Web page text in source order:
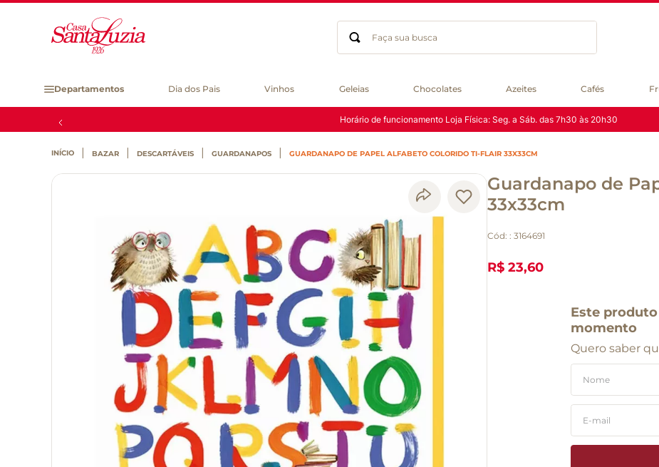
Faça sua busca
Departamentos Dia dos Pais Vinhos Geleias Chocolates Azeites Cafés
Horário de funcionamento Loja Física: Seg. a Sáb. das 7h30 às 20h30
BAZAR DESCARTÁVEIS GUARDANAPOS GUARDANAPO DE PAPEL ALFABETO COLORIDO TI-FLAIR 33X33CM
Guardanapo de
33x33cm
Cód: : 3164691
R$ 23,60
Este
momento
Quero saber
gluten
chá
biscoito
cerveja
macarrão
queijo